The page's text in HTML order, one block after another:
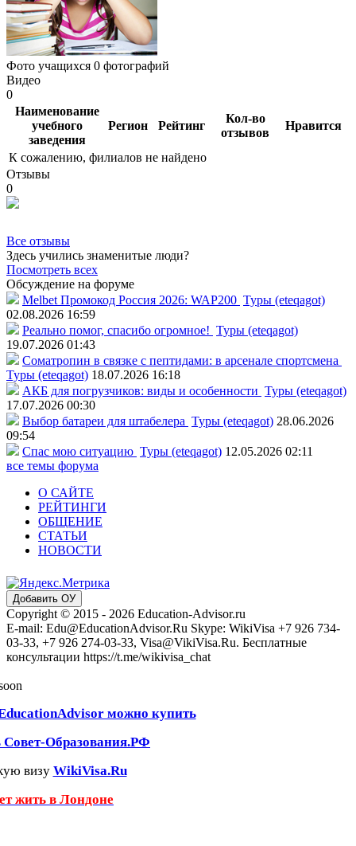
Фото учащихся 0 фотографий
Видео
0
Наименование
учебного
заведения
Регион Рейтинг
Кол-во
отзывов
Нравится
К сожалению, филиалов не найдено
Отзывы
0
Все отзывы
Здесь учились знаменитые люди?
Посмотреть всех
Обсуждение на форуме
Melbet Промокод Россия 2026: WAP200 Туры (eteqagot)
02.08.2026 16:59
Реально помог, спасибо огромное! Туры (eteqagot)
19.07.2026 01:43
Соматропин в связке с пептидами: в арсенале спортсмена
Туры (eteqagot) 18.07.2026 16:18
АКБ для погрузчиков: виды и особенности Туры (eteqagot)
17.07.2026 00:30
Выбор батареи для штабелера Туры (eteqagot) 28.06.2026
09:54
Спас мою ситуацию Туры (eteqagot) 12.05.2026 02:11
все темы форума
О САЙТЕ
РЕЙТИНГИ
ОБЩЕНИЕ
СТАТЬИ
НОВОСТИ
Добавить ОУ
Copyright © 2015 - 2026 Education-Advisor.ru
E-mail: Edu@EducationAdvisor.Ru Skype: WikiVisa +7 926 734-
03-33, +7 926 274-03-33, Visa@VikiVisa.Ru. Бесплатные
консультации https://t.me/wikivisa_chat
можно купить
Совет-Образования.РФ
визу WikiVisa.Ru
жить в Лондоне